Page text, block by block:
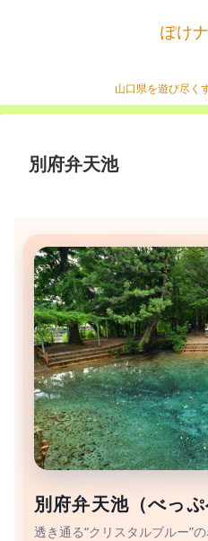
ぽけ
山口県を遊び尽く
別府弁天池
別府弁天池（べっぷ
透き通る“クリスタルブルー”